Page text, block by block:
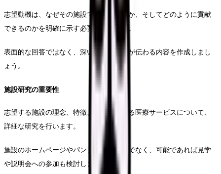
志望動機は、なぜその施設で働きたいのか、そしてどのように貢献
できるのかを明確に示す必要があります。
表面的な回答ではなく、深い理解と熱意が伝わる内容を作成しまし
ょう。
施設研究の重要性
志望する施設の理念、特徴、提供している医療サービスについて、
詳細な研究を行います。
施設のホームページやパンフレットだけでなく、可能であれば見学
や説明会への参加も検討します。